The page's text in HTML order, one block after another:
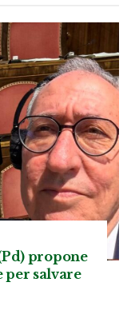
propone
salvare